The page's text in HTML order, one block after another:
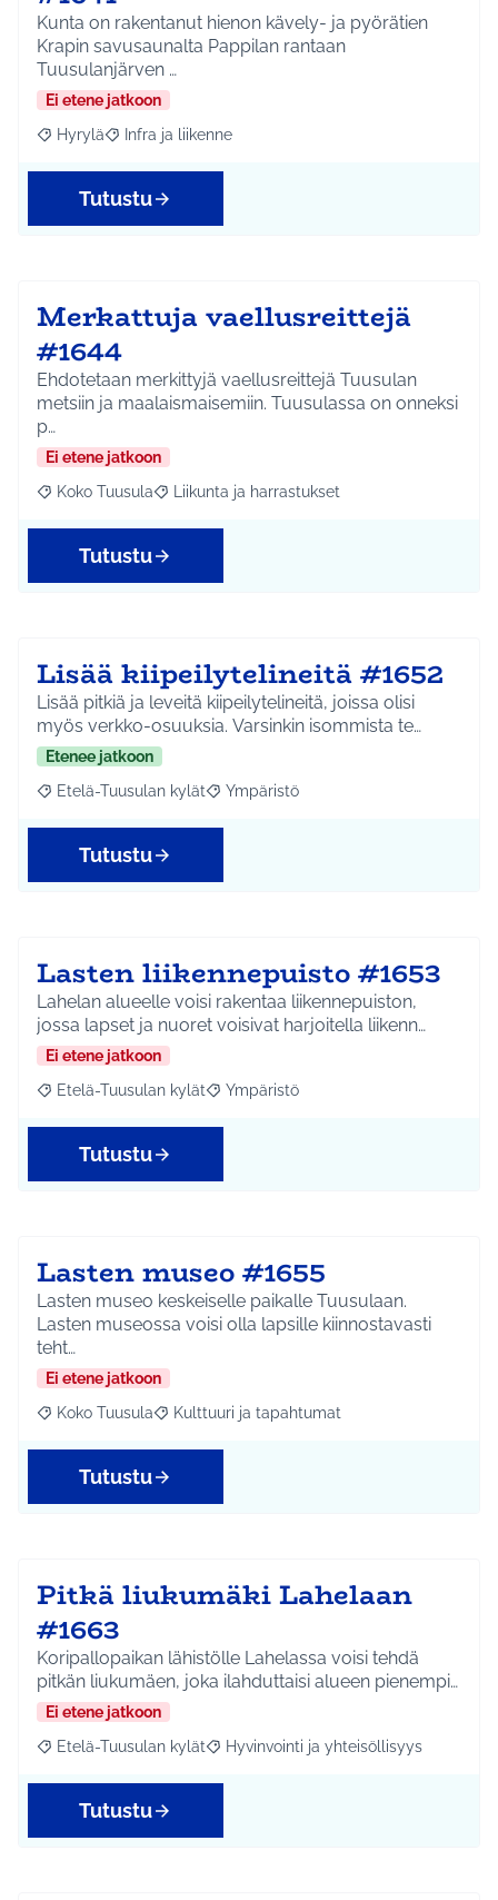
Kunta on rakentanut hienon kävely- ja pyörätien
Krapin savusaunalta Pappilan rantaan
Tuusulanjärven …
Ei etene jatkoon
Rajaa tulokset aihepiirin mukaan: Hyrylä
Hyrylä Rajaa tulokset teeman mukaan: Infra ja liikenne
Infra ja liikenne
Tutustu
Merkattuja vaellusreittejä
#1644
Ehdotetaan merkittyjä vaellusreittejä Tuusulan
metsiin ja maalaismaisemiin. Tuusulassa on onneksi
p…
Ei etene jatkoon
Rajaa tulokset aihepiirin mukaan: Koko Tuusula
Koko Tuusula Rajaa tulokset teeman mukaan: Liikunta ja
Liikunta ja harrastukset
Tutustu
Lisää kiipeilytelineitä #1652
Lisää pitkiä ja leveitä kiipeilytelineitä, joissa olisi
myös verkko-osuuksia. Varsinkin isommista te…
Etenee jatkoon
Rajaa tulokset aihepiirin mukaan: Etelä-Tuusulan kylät
Etelä-Tuusulan kylät Rajaa tulokset teeman mukaan:
Ympäristö
Tutustu
Lasten liikennepuisto #1653
Lahelan alueelle voisi rakentaa liikennepuiston,
jossa lapset ja nuoret voisivat harjoitella liikenn…
Ei etene jatkoon
Rajaa tulokset aihepiirin mukaan: Etelä-Tuusulan kylät
Etelä-Tuusulan kylät Rajaa tulokset teeman mukaan:
Ympäristö
Tutustu
Lasten museo #1655
Lasten museo keskeiselle paikalle Tuusulaan.
Lasten museossa voisi olla lapsille kiinnostavasti
teht…
Ei etene jatkoon
Rajaa tulokset aihepiirin mukaan: Koko Tuusula
Koko Tuusula Rajaa tulokset teeman mukaan: Kulttuuri ja
Kulttuuri ja tapahtumat
Tutustu
Pitkä liukumäki Lahelaan
#1663
Koripallopaikan lähistölle Lahelassa voisi tehdä
pitkän liukumäen, joka ilahduttaisi alueen pienempi…
Ei etene jatkoon
Rajaa tulokset aihepiirin mukaan: Etelä-Tuusulan kylät
Etelä-Tuusulan kylät Rajaa tulokset teeman mukaan:
Hyvinvointi ja yhteisöllisyys
Tutustu